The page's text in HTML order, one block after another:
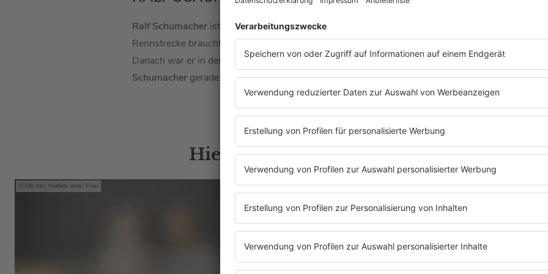
Ralf Schumacher ist ehemaligerFormel-1-Fahrer
Rennstrecke braucht. Elf Jahre lang fuhr er in derFormel 1, startete bei 180 Grand-Prix-Rennen
Danach war er in der
DTMunterwegs, heute kommentiert er dieFormel 1für Sky Deutschland
Schumacher gerade einiges los: In derSky-Doku „Wir sagen ja!“geht es um seine Hochzeit mit
Hier gibt's noch mehr Sportlerinnen
Mit den Waffeln einer Frau